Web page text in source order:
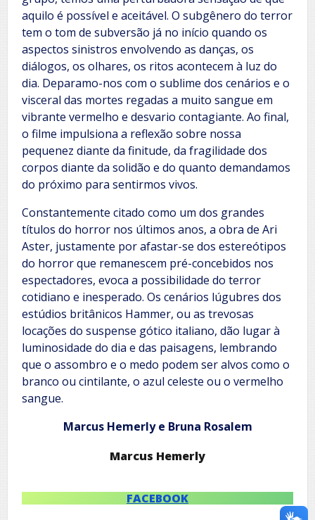
aquilo é possível e aceitável. O subgênero do terror
tem o tom de subversão já no início quando os
aspectos sinistros envolvendo as danças, os
diálogos, os olhares, os ritos acontecem à luz do
dia. Deparamo-nos com o sublime dos cenários e o
visceral das mortes regadas a muito sangue em
vibrante vermelho e desvario contagiante. Ao final,
o filme impulsiona a reflexão sobre nossa
pequenez diante da finitude, da fragilidade dos
corpos diante da solidão e do quanto demandamos
do próximo para sentirmos vivos.
Constantemente citado como um dos grandes
títulos do horror nos últimos anos, a obra de Ari
Aster, justamente por afastar-se dos estereótipos
do horror que remanescem pré-concebidos nos
espectadores, evoca a possibilidade do terror
cotidiano e inesperado. Os cenários lúgubres dos
estúdios britânicos Hammer, ou as trevosas
locações do suspense gótico italiano, dão lugar à
luminosidade do dia e das paisagens, lembrando
que o assombro e o medo podem ser alvos como o
branco ou cintilante, o azul celeste ou o vermelho
sangue.
Marcus Hemerly e Bruna Rosalem
Marcus Hemerly
FACEBOOK